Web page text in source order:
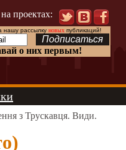
проектах:
рассылку новыхпубликаций!
о них первым!
з Трускавця. Види.